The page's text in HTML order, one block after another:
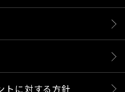
トに対する方針